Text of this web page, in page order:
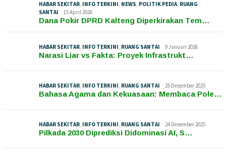
HABAR SEKITAR, INFO TERKINI, NEWS, POLITIK PEDIA, RUANG
SANTAI
15 April 2026
Dana Pokir DPRD Kalteng Diperkirakan Tem…
HABAR SEKITAR, INFO TERKINI, RUANG SANTAI 9 Januari 2026
Narasi Liar vs Fakta: Proyek Infrastrukt…
HABAR SEKITAR, INFO TERKINI, RUANG SANTAI 25 Desember 2025
Bahasa Agama dan Kekuasaan: Membaca Pole…
HABAR SEKITAR, INFO TERKINI, RUANG SANTAI 24 Desember 2025
Pilkada 2030 Diprediksi Didominasi AI, S…